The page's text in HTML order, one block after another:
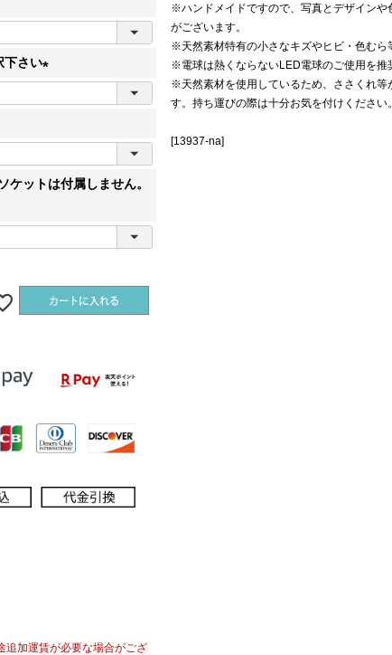
下さい
ットは付属しません。
加運賃が必要な場合がござ
※ハンドメイドですので、写真とデザインや
がございます。
※天然素材特有の小さなキズやヒビ・色むら
※電球は熱くならないLED電球のご使用を推
※天然素材を使用しているため、ささくれ等
す。持ち運びの際は十分お気を付けください。
[13937-na]